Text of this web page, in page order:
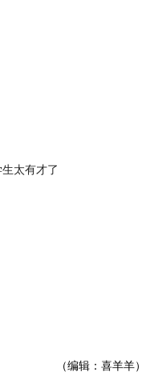
（编辑：喜羊羊）